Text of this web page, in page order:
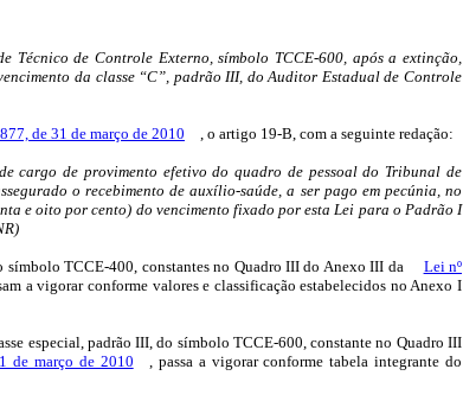
Técnico de Controle Externo, símbolo TCCE-600, após a extinção,
da classe “C”, padrão III, do Auditor Estadual de Controle
de 31 de março de 2010 , o artigo 19-B, com a seguinte redação:
cargo de provimento efetivo do quadro de pessoal do Tribunal de
o recebimento de auxílio-saúde, a ser pago em pecúnia, no
e oito por cento) do vencimento fixado por esta Lei para o Padrão I
símbolo TCCE-400, constantes no Quadro III do Anexo III da
Lei nº
a vigorar conforme valores e classificação estabelecidos no Anexo I
especial, padrão III, do símbolo TCCE-600, constante no Quadro III
de março de 2010
, passa a vigorar conforme tabela integrante do